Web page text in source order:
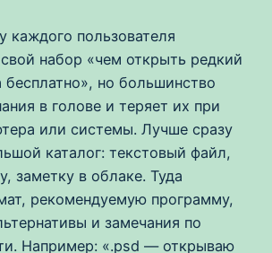
каждого пользователя
набор «чем открыть редкий
но большинство
в голове и теряет их при
или системы. Лучше сразу
каталог: текстовый файл,
заметку в облаке. Туда
рекомендуемую программу,
и замечания по
Например: «.psd — открываю